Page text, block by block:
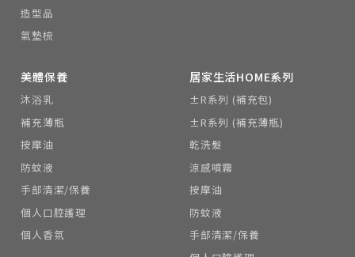
造型品
氣墊梳
美體保養
沐浴乳
補充薄瓶
按摩油
防蚊液
手部清潔/保養
個人口腔護理
個人香氛
居家生活HOME系列
±R系列 (補充包)
±R系列 (補充薄瓶)
乾洗髮
涼感噴霧
按摩油
防蚊液
手部清潔/保養